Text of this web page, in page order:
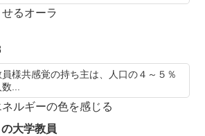
るオーラ
様共感覚の持ち主は、人口の４～５％
...
ルギーの色を感じる
大学教員